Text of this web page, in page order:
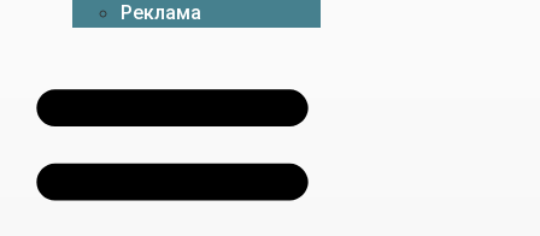
Реклама